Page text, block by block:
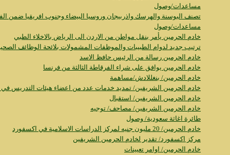
مساعدات/وصول
تصنف البوسنة والهرسك واذربيجان وروسيا البيضاء وجنوب افريقيا ضمن
مساعدات/وصول
خادم الحرمين يأمر بنقل مواطن من الاردن الى الرياض بالاخلاء الطبي
ترتيب جديد لدوام الطبيبات والموظفات المشمولات بلائحة الوظائف
خادم الحرمين رسالة من الرئيس حافظ الاسد
خادم الحرمين يوافق على شراء الفرقاطة الثالثة من فرنسا
خادم الحرمين/ بنغللادش/مساهمة
خادم الحرمين الشريفين/ تمديد خدمات عدد من اعضاء هيئات التدريس في
خادم الحرمين الشريفين/ استقبال
خادم الحرمين الشريفين/ مصاحف/ توجيه
طائرة اغاثة سعودية/ وصول
خادم الحرمين/ 20 مليون جنيه لمركز الدراسات الاسلامية في اكسفورد
مركز اكسفورد/ تقدير لخادم الحرمين الشريفين
خادم الحرمين/ اوامر تعيينات